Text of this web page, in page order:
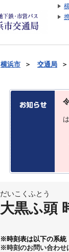
横浜市 ＞ 交通局 ＞
だいこくふとう
大黒ふ頭
※時刻表は以下の系統
※時刻のお問い合わせ